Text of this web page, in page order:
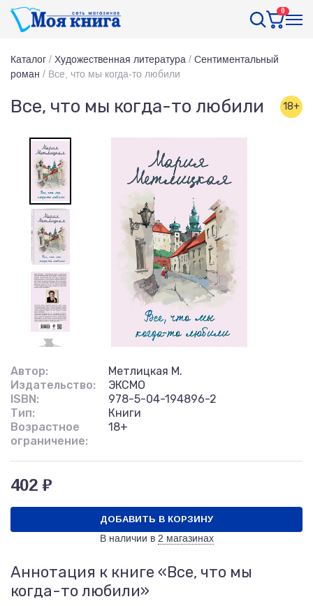
0
Каталог / Художественная литература / Сентиментальный
роман / Все, что мы когда-то любили
Все, что мы когда-то любили 18+
Автор:
Метлицкая М.
Издательство:
ЭКСМО
ISBN:
978-5-04-194896-2
Тип:
Книги
Возрастное
ограничение:
18+
402 ₽
ДОБАВИТЬ В КОРЗИНУ
В наличии в 2 магазинах
Аннотация к книге «Все, что мы
когда-то любили»